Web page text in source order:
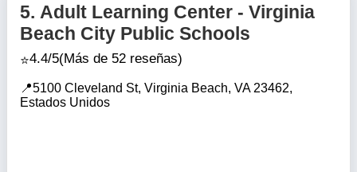
5. Adult Learning Center - Virginia
Beach City Public Schools
4.4/5(Más de 52 reseñas)
5100 Cleveland St, Virginia Beach, VA 23462,
Estados Unidos